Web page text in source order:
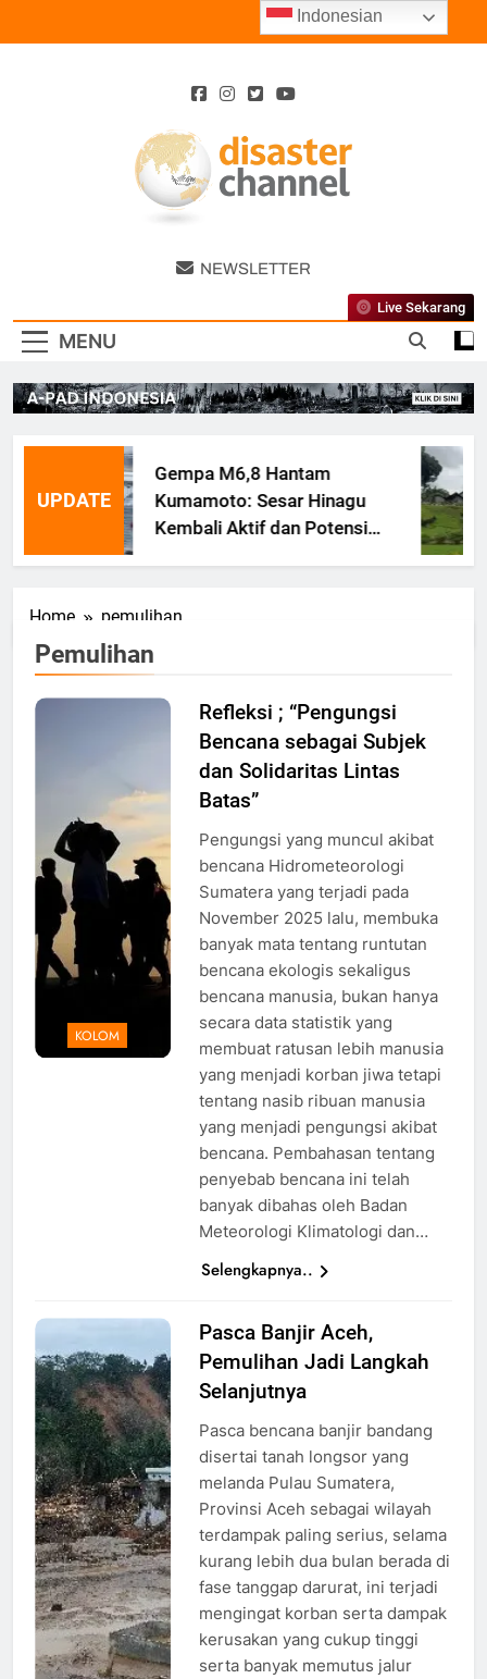
Disaster
Channel
NEWSLETTER
MENU
Live Sekarang
UPDATE
Gempa M6,8 Hantam
Kumamoto: Sesar Hinagu
Kembali Aktif dan Potensi
Gempa Susulan
Home pemulihan
Pemulihan
reuters
KOLOM
Refleksi ; “Pengungsi
Bencana sebagai Subjek
dan Solidaritas Lintas
Batas”
Pengungsi yang muncul akibat
bencana Hidrometeorologi
Sumatera yang terjadi pada
November 2025 lalu, membuka
banyak mata tentang runtutan
bencana ekologis sekaligus
bencana manusia, bukan hanya
secara data statistik yang
membuat ratusan lebih manusia
yang menjadi korban jiwa tetapi
tentang nasib ribuan manusia
yang menjadi pengungsi akibat
bencana. Pembahasan tentang
penyebab bencana ini telah
banyak dibahas oleh Badan
Meteorologi Klimatologi dan…
Selengkapnya..
kejadian
banjir di
Aceh
Tamiang,
Foto:
Humas
Aceh
Pasca Banjir Aceh,
Pemulihan Jadi Langkah
Selanjutnya
Pasca bencana banjir bandang
disertai tanah longsor yang
melanda Pulau Sumatera,
Provinsi Aceh sebagai wilayah
terdampak paling serius, selama
kurang lebih dua bulan berada di
fase tanggap darurat, ini terjadi
mengingat korban serta dampak
kerusakan yang cukup tinggi
serta banyak memutus jalur
Indonesian